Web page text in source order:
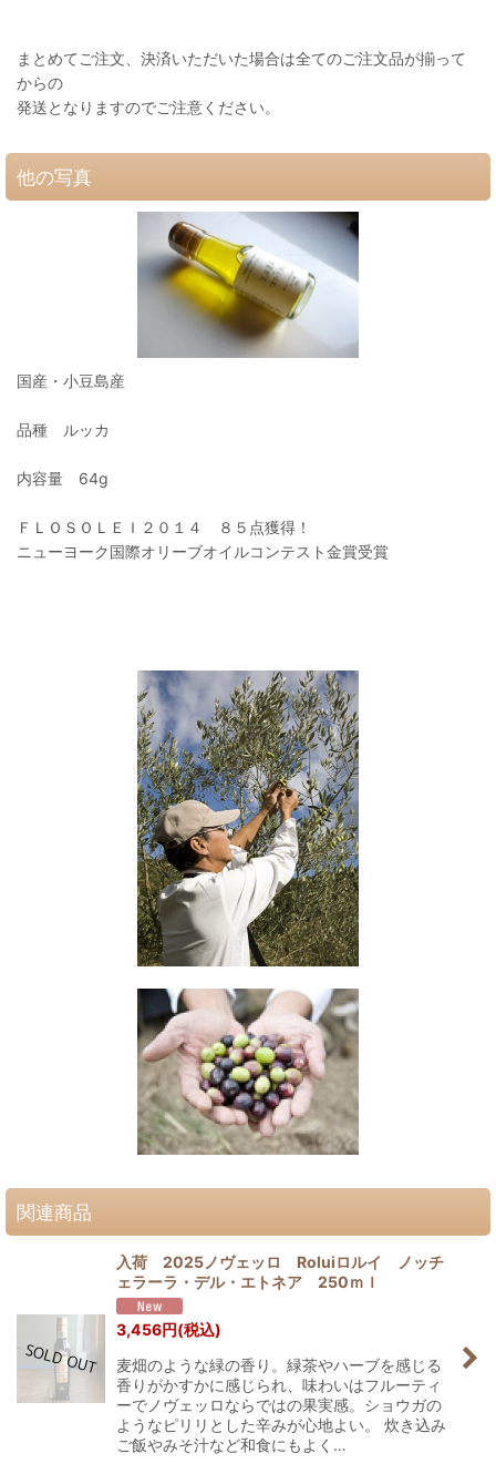
まとめてご注文、決済いただいた場合は全てのご注文品が揃って
からの
発送となりますのでご注意ください。
他の写真
国産・小豆島産
品種 ルッカ
内容量 64g
ＦＬＯＳＯＬＥＩ２０１４ ８５点獲得！
ニューヨーク国際オリーブオイルコンテスト金賞受賞
関連商品
入荷 2025ノヴェッロ Roluiロルイ ノッチ
ェラーラ・デル・エトネア 250ｍｌ
3,456円(税込)
麦畑のような緑の香り。緑茶やハーブを感じる
香りがかすかに感じられ、味わいはフルーティ
ーでノヴェッロならではの果実感。ショウガの
ようなピリリとした辛みが心地よい。 炊き込み
ご飯やみそ汁など和食にもよく…